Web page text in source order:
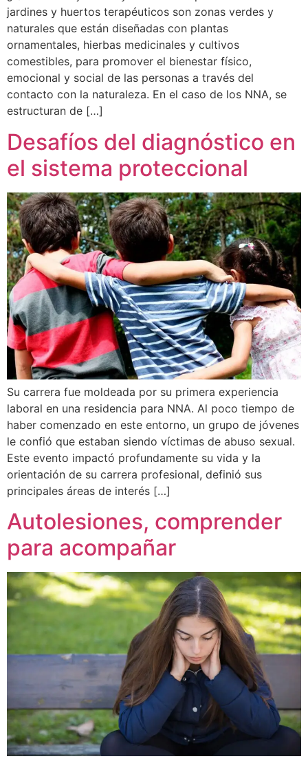
jardines y huertos terapéuticos son zonas verdes y
naturales que están diseñadas con plantas
ornamentales, hierbas medicinales y cultivos
comestibles, para promover el bienestar físico,
emocional y social de las personas a través del
contacto con la naturaleza. En el caso de los NNA, se
estructuran de […]
Desafíos del diagnóstico en
el sistema proteccional
Su carrera fue moldeada por su primera experiencia
laboral en una residencia para NNA. Al poco tiempo de
haber comenzado en este entorno, un grupo de jóvenes
le confió que estaban siendo víctimas de abuso sexual.
Este evento impactó profundamente su vida y la
orientación de su carrera profesional, definió sus
principales áreas de interés […]
Autolesiones, comprender
para acompañar